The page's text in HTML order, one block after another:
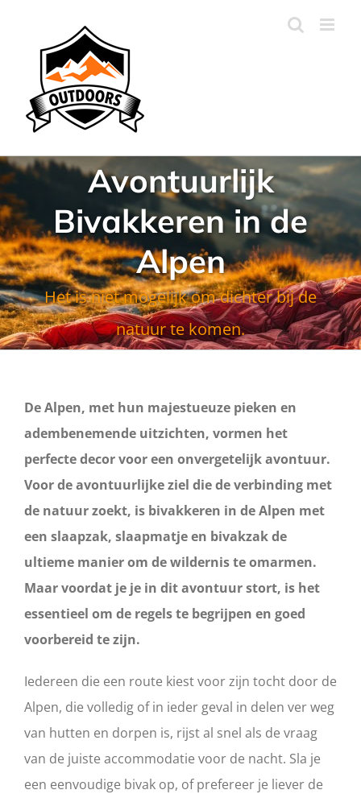
Avontuurlijk
Bivakkeren in de
Alpen
Het is niet mogelijk om dichter bij de
natuur te komen.
De Alpen, met hun majestueuze pieken en
adembenemende uitzichten, vormen het
perfecte decor voor een onvergetelijk avontuur.
Voor de avontuurlijke ziel die de verbinding met
de natuur zoekt, is bivakkeren in de Alpen met
een slaapzak, slaapmatje en bivakzak de
ultieme manier om de wildernis te omarmen.
Maar voordat je je in dit avontuur stort, is het
essentieel om de regels te begrijpen en goed
voorbereid te zijn.
Iedereen die een route kiest voor zijn tocht door de
Alpen, die volledig of in ieder geval in delen ver weg
van hutten en dorpen is, rijst al snel als de vraag
van de juiste accommodatie voor de nacht. Sla je
een eenvoudige bivak op, of prefereer je liever de